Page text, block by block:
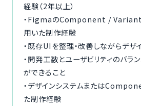
経験（2年以上）
・FigmaのComponent /
用いた制作経験
・既存UIを整理・改善しながらデザ
・開発工数とユーザビリティのバラ
ができること
・デザインシステムまたは
た制作経験